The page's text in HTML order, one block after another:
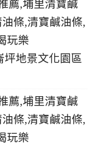
坪地景文化園區